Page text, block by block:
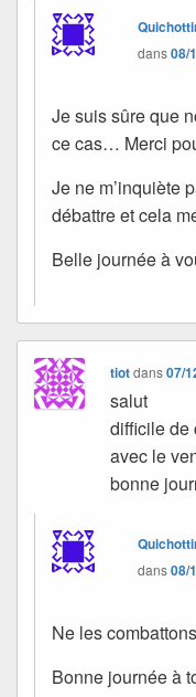
dans08/
Je suis sûre que
ce cas… Merci
Je ne m’inquiète
débattre et cela
Belle journée à
tiotdans07/
salut
difficile de
avec le
bonne
dans08/
Ne les
Bonne journée à